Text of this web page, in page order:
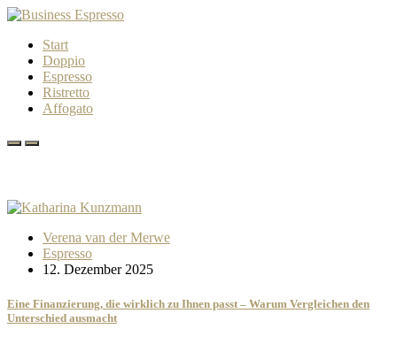
Start
Doppio
Espresso
Ristretto
Affogato
Verena van der Merwe
Espresso
12. Dezember 2025
Eine Finanzierung, die wirklich zu Ihnen passt – Warum Vergleichen den
Unterschied ausmacht